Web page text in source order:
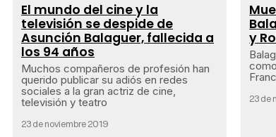
El mundo del cine y la
televisión se despide de
Asunción Balaguer, fallecida a
los 94 años
Muchos compañeros de profesión han
querido publicar su adiós en redes
sociales a la gran actriz de cine,
televisión y teatro
23 de noviembre 2019
y
23 de